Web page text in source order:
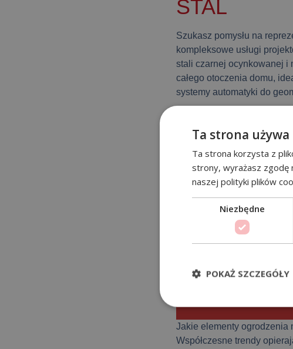
STAL
Szukasz pomysłu na
kompleksowe usługi
stali czarnej ocynkowanej i
całego otoczenia domu,
systemy automatyki do
dekoracyjne. Dlatego z
Nowego Sącza, Krakowa
na długie lata.
Jakie elementy ogrodzenia
Współczesne trendy
Ta strona
Ta strona korzysta z
strony, wyrażasz zgodę
naszej polityki plików
Niezbędne
POKAŻ SZCZEGÓŁY